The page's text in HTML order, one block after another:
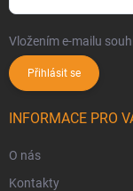
Vložením e-mailu
Přihlásit se
INFORMACE PRO
O nás
Kontakty